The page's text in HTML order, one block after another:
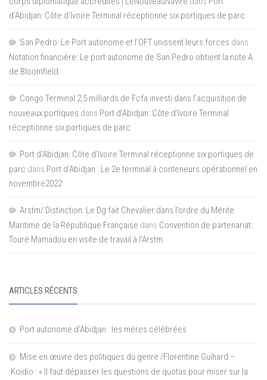
d’Abidjan: Côte d’Ivoire Terminal réceptionne six portiques de parc
San Pedro: Le Port autonome et l’OFT unissent leurs forces dans
Notation financière: Le port autonome de San Pedro obtient la note A
de Bloomfield
Congo Terminal 2,5 milliards de Fcfa investi dans l’acquisition de
nouveaux portiques dans Port d’Abidjan: Côte d’Ivoire Terminal
réceptionne six portiques de parc
Port d'Abidjan: Côte d’Ivoire Terminal réceptionne six portiques de
parc dans Port d’Abidjan : Le 2e terminal à conteneurs opérationnel en
novembre2022
Arstm/ Distinction: Le Dg fait Chevalier dans l’ordre du Mérite
Maritime de la République Française dans Convention de partenariat:
Touré Mamadou en visite de travail à l’Arstm
ARTICLES RÉCENTS
Port autonome d’Abidjan : les mères célébrées
Mise en œuvre des politiques du genre /Florentine Guihard –
Koidio : « Il faut dépasser les questions de quotas pour miser sur la